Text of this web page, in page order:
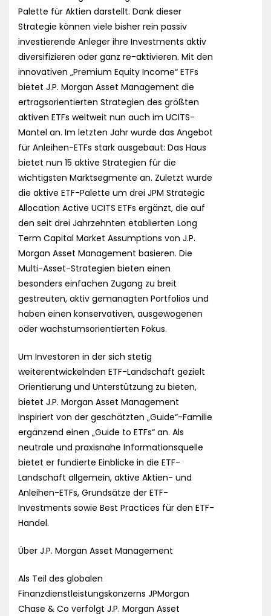
Palette für Aktien darstellt. Dank dieser
Strategie können viele bisher rein passiv
investierende Anleger ihre Investments aktiv
diversifizieren oder ganz re-aktivieren. Mit den
innovativen „Premium Equity Income“ ETFs
bietet J.P. Morgan Asset Management die
ertragsorientierten Strategien des größten
aktiven ETFs weltweit nun auch im UCITS-
Mantel an. Im letzten Jahr wurde das Angebot
für Anleihen-ETFs stark ausgebaut: Das Haus
bietet nun 15 aktive Strategien für die
wichtigsten Marktsegmente an. Zuletzt wurde
die aktive ETF-Palette um drei JPM Strategic
Allocation Active UCITS ETFs ergänzt, die auf
den seit drei Jahrzehnten etablierten Long
Term Capital Market Assumptions von J.P.
Morgan Asset Management basieren. Die
Multi-Asset-Strategien bieten einen
besonders einfachen Zugang zu breit
gestreuten, aktiv gemanagten Portfolios und
haben einen konservativen, ausgewogenen
oder wachstumsorientierten Fokus.
Um Investoren in der sich stetig
weiterentwickelnden ETF-Landschaft gezielt
Orientierung und Unterstützung zu bieten,
bietet J.P. Morgan Asset Management
inspiriert von der geschätzten „Guide“-Familie
ergänzend einen „Guide to ETFs“ an. Als
neutrale und praxisnahe Informationsquelle
bietet er fundierte Einblicke in die ETF-
Landschaft allgemein, aktive Aktien- und
Anleihen-ETFs, Grundsätze der ETF-
Investments sowie Best Practices für den ETF-
Handel.
Über J.P. Morgan Asset Management
Als Teil des globalen
Finanzdienstleistungskonzerns JPMorgan
Chase & Co verfolgt J.P. Morgan Asset